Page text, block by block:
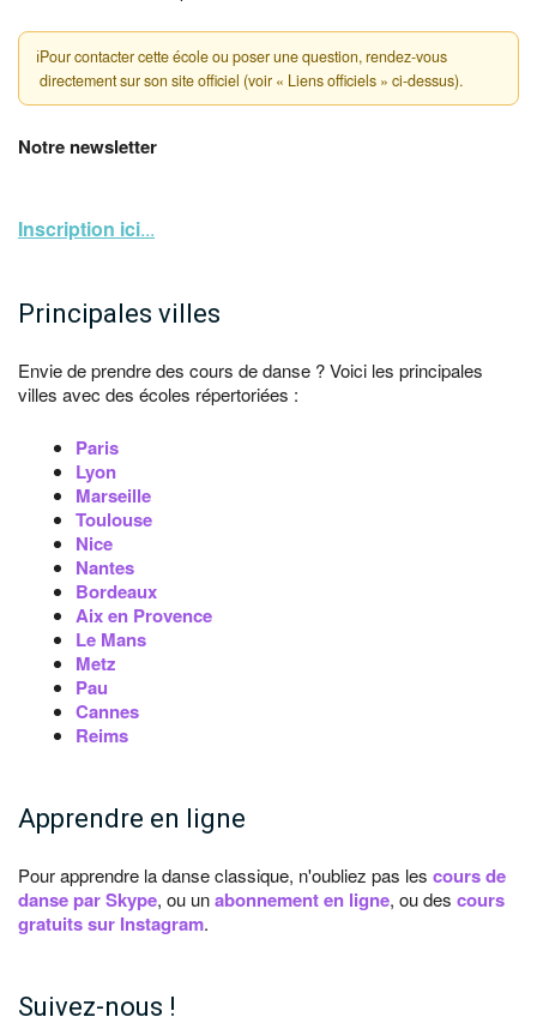
ℹPour contacter cette école ou poser une question, rendez-vous
directement sur son site officiel (voir « Liens officiels » ci-dessus).
Notre newsletter
Inscription ici...
Principales villes
Envie de prendre des cours de danse ? Voici les principales
villes avec des écoles répertoriées :
Paris
Lyon
Marseille
Toulouse
Nice
Nantes
Bordeaux
Aix en Provence
Le Mans
Metz
Pau
Cannes
Reims
Apprendre en ligne
Pour apprendre la danse classique, n'oubliez pas les cours de
danse par Skype, ou unabonnement en ligne, ou des cours
gratuits sur Instagram.
Suivez-nous !